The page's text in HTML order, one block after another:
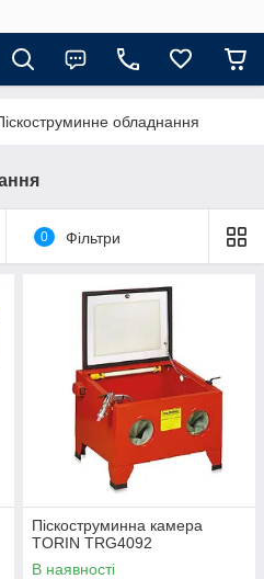
обладнання
0 Фільтри
Піскоструминна камера
TORIN TRG4092
В наявності